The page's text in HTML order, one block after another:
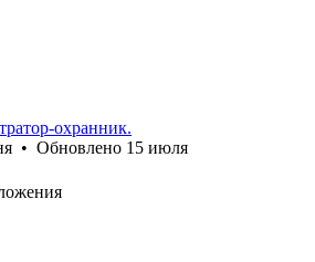
охранник.
• Обновлено 15 июля